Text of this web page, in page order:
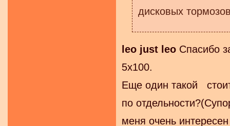
дисковых
leo just leo Спасибо
5х100.
Еще один такой
по
меня очень